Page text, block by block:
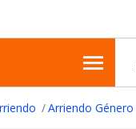
Arriendo Género